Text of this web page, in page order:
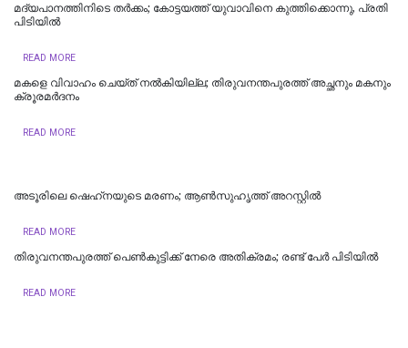
മദ്യപാനത്തിനിടെ തര്‍ക്കം; കോട്ടയത്ത് യുവാവിനെ കുത്തിക്കൊന്നു, പ്രതി
പിടിയില്‍
READ MORE
മകളെ വിവാഹം ചെയ്ത് നൽകിയില്ല; തിരുവനന്തപുരത്ത് അച്ഛനും മകനും
ക്രൂരമര്‍ദനം
READ MORE
അടൂരിലെ ഷെഹ്‌നയുടെ മരണം; ആണ്‍സുഹൃത്ത് അറസ്റ്റില്‍
READ MORE
തിരുവനന്തപുരത്ത് പെൺകുട്ടിക്ക് നേരെ അതിക്രമം; രണ്ട് പേർ പിടിയിൽ
READ MORE